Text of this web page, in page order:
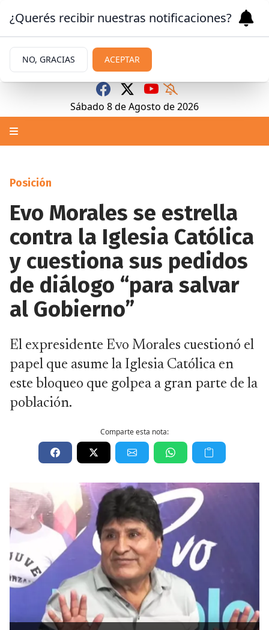
Sábado 8deAgosto de 2026
Posición
Evo Morales se estrella
contra la Iglesia Católica
y cuestiona sus pedidos
de diálogo “para salvar
al Gobierno”
El expresidente Evo Morales cuestionó el
papel que asume la Iglesia Católica en
este bloqueo que golpea a gran parte de la
población.
Comparte esta nota:
¿Querés recibir nuestras notificaciones?
NO, GRACIAS ACEPTAR